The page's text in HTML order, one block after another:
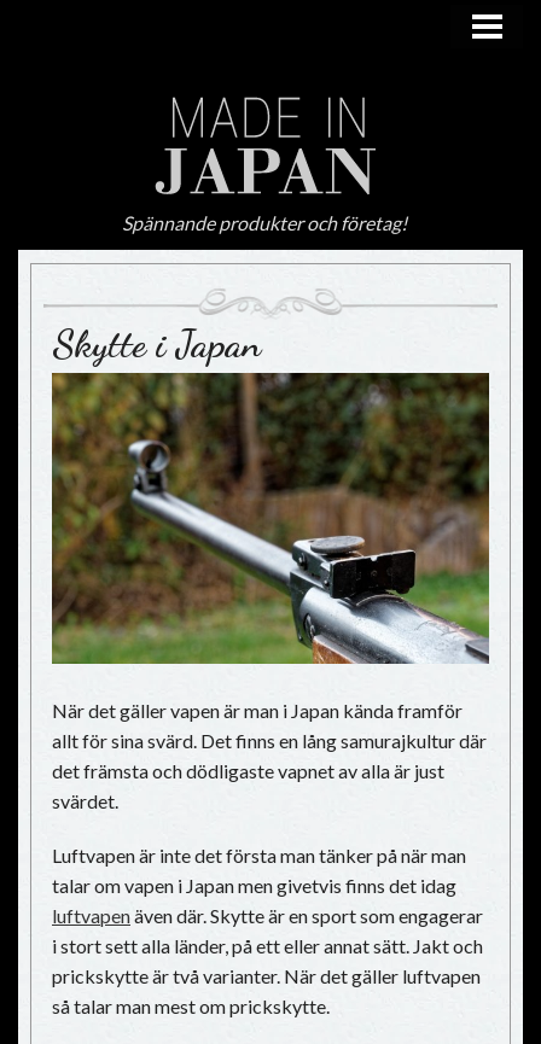
Spännande produkter och företag!
Skytte i Japan
När det gäller vapen är man i Japan kända framför
allt för sina svärd. Det finns en lång samurajkultur där
det främsta och dödligaste vapnet av alla är just
svärdet.
Luftvapen är inte det första man tänker på när man
talar om vapen i Japan men givetvis finns det idag
luftvapenäven där. Skytte är en sport som engagerar
i stort sett alla länder, på ett eller annat sätt. Jakt och
prickskytte är två varianter. När det gäller luftvapen
så talar man mest om prickskytte.